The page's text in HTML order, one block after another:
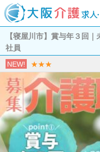
【寝屋川市】賞与年３回
社員
NEW! ★★★